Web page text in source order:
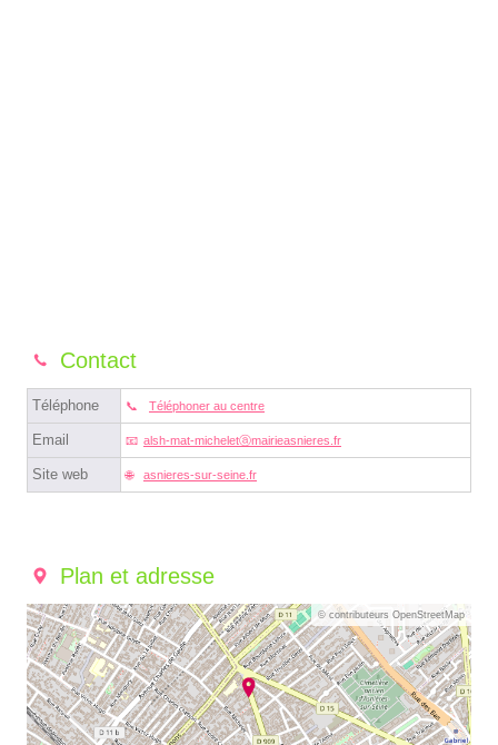
Contact
Téléphone Téléphoner au centre
Email alsh-mat-micheletⓐmairieasnieres.fr
Site web asnieres-sur-seine.fr
Plan et adresse
© contributeurs OpenStreetMap